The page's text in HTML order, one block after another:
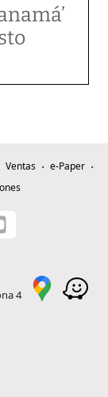
Ventas
e-Paper
4